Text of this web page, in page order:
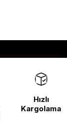
Hızlı
Kargolama